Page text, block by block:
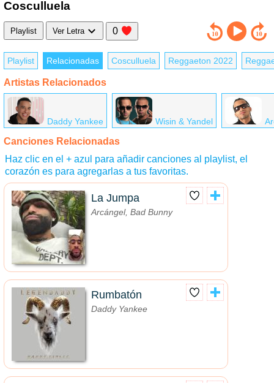
Cosculluela
Playlist Ver Letra 0
Playlist Relacionadas Cosculluela Reggaeton 2022
Artistas Relacionados
Daddy Yankee Wisin & Yandel
Canciones Relacionadas
Haz clic en el + azul para añadir canciones al playlist, el
corazón es para agregarlas a tus favoritas.
La Jumpa
Arcángel, Bad Bunny
Rumbatón
Daddy Yankee